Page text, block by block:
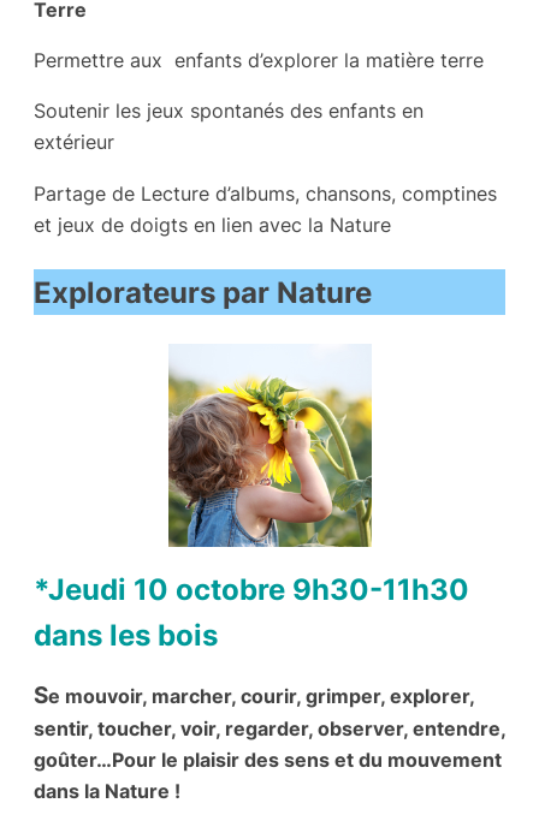
Terre
Permettre aux enfants d’explorer la matière terre
Soutenir les jeux spontanés des enfants en
extérieur
Partage de Lecture d’albums, chansons, comptines
et jeux de doigts en lien avec la Nature
Explorateurs par Nature
*Jeudi 10 octobre 9h30-11h30
dans les bois
Se mouvoir, marcher, courir, grimper, explorer,
sentir, toucher, voir, regarder, observer, entendre,
goûter…Pour le plaisir des sens et du mouvement
dans la Nature !